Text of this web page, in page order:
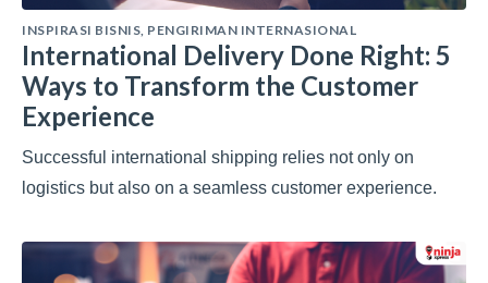
INSPIRASI BISNIS, PENGIRIMAN INTERNASIONAL
International Delivery Done Right: 5
Ways to Transform the Customer
Experience
Successful international shipping relies not only on
logistics but also on a seamless customer experience.